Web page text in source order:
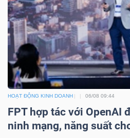
HOẠT ĐỘNG KINH DOANH 06/08 09:44
FPT hợp tác với OpenAI
ninh mạng, năng suất
Truyền
thông
tài